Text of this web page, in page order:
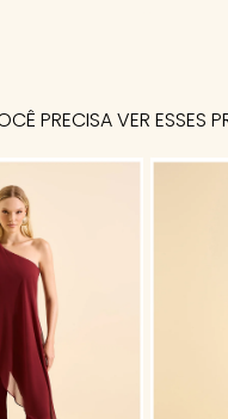
PRECISA VER ESSES